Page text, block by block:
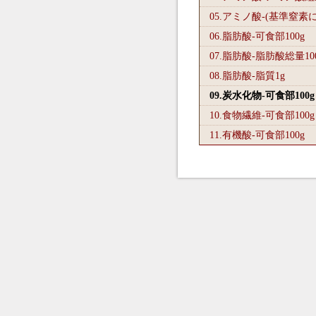
05.アミノ酸-(基準窒素
06.脂肪酸-可食部100g
07.脂肪酸-脂肪酸総量
08.脂肪酸-脂質1g
09.炭水化物-可食部100g
10.食物繊維-可食部100g
11.有機酸-可食部100g